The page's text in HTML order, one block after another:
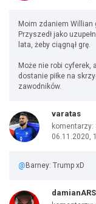
Moim zdaniem Willian
Przyszedł jako
lata, żeby ciągnął grę.
Może nie robi cyferek,
dostanie piłke na
zawodników.
varatas
komentarzy:
06.11.2020,
@ Barney: Trump xD